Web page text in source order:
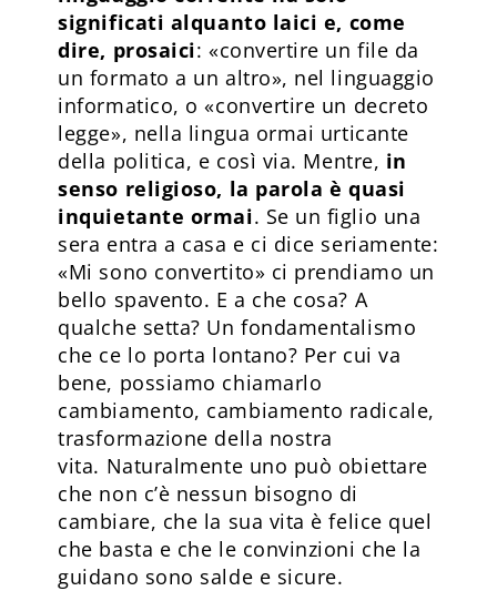
significati alquanto laici e, come
dire, prosaici: «convertire un file da
un formato a un altro», nel linguaggio
informatico, o «convertire un decreto
legge», nella lingua ormai urticante
della politica, e così via. Mentre, in
senso religioso, la parola è quasi
inquietante ormai. Se un figlio una
sera entra a casa e ci dice seriamente:
«Mi sono convertito» ci prendiamo un
bello spavento. E a che cosa? A
qualche setta? Un fondamentalismo
che ce lo porta lontano? Per cui va
bene, possiamo chiamarlo
cambiamento, cambiamento radicale,
trasformazione della nostra
vita. Naturalmente uno può obiettare
che non c’è nessun bisogno di
cambiare, che la sua vita è felice quel
che basta e che le convinzioni che la
guidano sono salde e sicure.